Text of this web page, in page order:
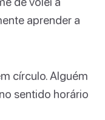
aprender a
círculo. Alguém
sentido horário